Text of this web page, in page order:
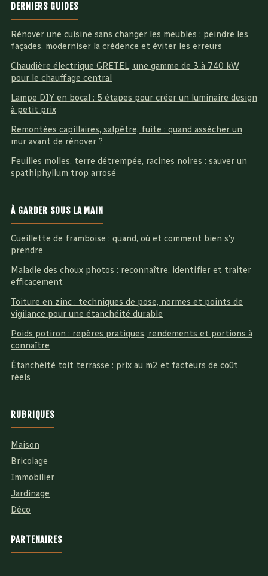
DERNIERS GUIDES
Rénover une cuisine sans changer les meubles : peindre les
façades, moderniser la crédence et éviter les erreurs
Chaudière électrique GRETEL, une gamme de 3 à 740 kW
pour le chauffage central
Lampe DIY en bocal : 5 étapes pour créer un luminaire design
à petit prix
Remontées capillaires, salpêtre, fuite : quand assécher un
mur avant de rénover ?
Feuilles molles, terre détrempée, racines noires : sauver un
spathiphyllum trop arrosé
À GARDER SOUS LA MAIN
Cueillette de framboise : quand, où et comment bien s’y
prendre
Maladie des choux photos : reconnaître, identifier et traiter
efficacement
Toiture en zinc : techniques de pose, normes et points de
vigilance pour une étanchéité durable
Poids potiron : repères pratiques, rendements et portions à
connaître
Étanchéité toit terrasse : prix au m2 et facteurs de coût
réels
RUBRIQUES
Maison
Bricolage
Immobilier
Jardinage
Déco
PARTENAIRES